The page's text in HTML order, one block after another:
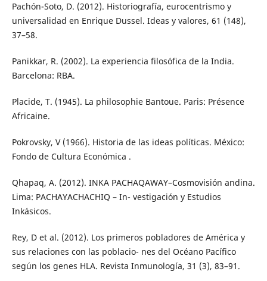
Pachón-Soto, D. (2012). Historiografía, eurocentrismo y
universalidad en Enrique Dussel. Ideas y valores, 61 (148),
37–58.
Panikkar, R. (2002). La experiencia filosófica de la India.
Barcelona: RBA.
Placide, T. (1945). La philosophie Bantoue. Paris: Présence
Africaine.
Pokrovsky, V (1966). Historia de las ideas políticas. México:
Fondo de Cultura Económica .
Qhapaq, A. (2012). INKA PACHAQAWAY–Cosmovisión andina.
Lima: PACHAYACHACHIQ – In- vestigación y Estudios
Inkásicos.
Rey, D et al. (2012). Los primeros pobladores de América y
sus relaciones con las poblacio- nes del Océano Pacífico
según los genes HLA. Revista Inmunología, 31 (3), 83–91.